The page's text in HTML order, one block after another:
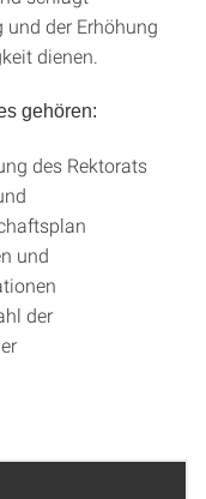
der Erhöhung
dienen.
gehören:
des Rektorats
und
der